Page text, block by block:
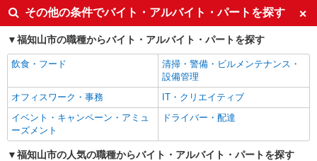
履歴書不要
Web面接OK
職場見学OKまたは説明会あり
未経験歓迎
新卒・第二新卒歓迎
主婦・主夫歓迎
フリーター歓迎
学歴不問
ブランクOK
ミドル（40代～）活躍中
昇給あり
週払い
土日祝休み
食堂・売店あり
車通勤OK
その他の条件でバイト・アルバイト・パートを探す
福知山市の職種からバイト・アルバイト・パートを探す
飲食・フード
清掃・警備・ビルメンテナンス・
設備管理
オフィスワーク・事務
IT・クリエイティブ
イベント・キャンペーン・アミュ
ーズメント
ドライバー・配達
福知山市の人気の職種からバイト・アルバイト・パートを探す